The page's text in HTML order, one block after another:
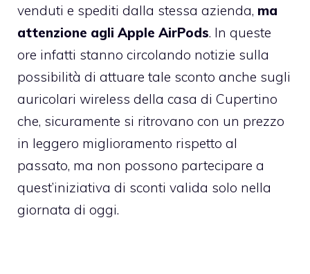
venduti e spediti dalla stessa azienda, ma
attenzione agli Apple AirPods. In queste
ore infatti stanno circolando notizie sulla
possibilità di attuare tale sconto anche sugli
auricolari wireless della casa di Cupertino
che, sicuramente si ritrovano con un prezzo
in leggero miglioramento rispetto al
passato, ma non possono partecipare a
quest’iniziativa di sconti valida solo nella
giornata di oggi.